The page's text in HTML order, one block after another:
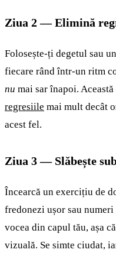
Ziua 2 — Elimină
Folosește-ți degetul sau
fiecare rând într-un ritm
nu mai sar înapoi.
regresiile mai mult decât
acest fel.
Ziua 3 — Slăbește
Încearcă un exercițiu de
fredonezi ușor sau
vocea din capul tău, așa
vizuală. Se simte ciudat,